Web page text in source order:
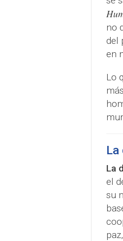
no
del
en
Lo
La
La
el
su